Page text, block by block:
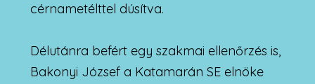
cérnametélttel dúsítva.
Délutánra befért egy szakmai ellenőrzés is,
Bakonyi József a Katamarán SE elnöke